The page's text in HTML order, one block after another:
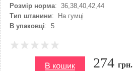
Розмір норма: 36,38,40,42,44
Тип штанини: На гумці
В упаковці: 5
274 грн.